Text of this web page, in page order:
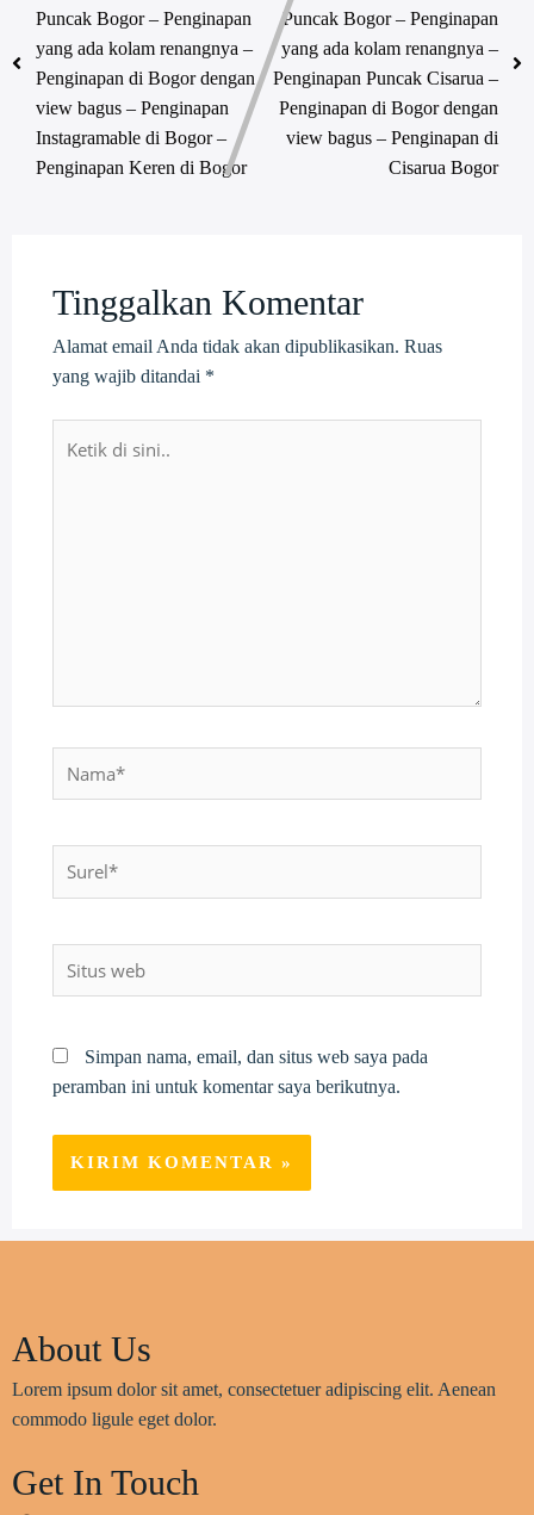
Puncak Bogor – Penginapan
yang ada kolam renangnya –
Penginapan di Bogor dengan
view bagus – Penginapan
Instagramable di Bogor –
Penginapan Keren di Bogor
Puncak Bogor – Penginapan
yang ada kolam renangnya –
Penginapan Puncak Cisarua –
Penginapan di Bogor dengan
view bagus – Penginapan di
Cisarua Bogor
Tinggalkan Komentar
Alamat email Anda tidak akan dipublikasikan. Ruas
yang wajib ditandai *
Simpan nama, email, dan situs web saya pada
peramban ini untuk komentar saya berikutnya.
About Us
Lorem ipsum dolor sit amet, consectetuer adipiscing elit. Aenean
commodo ligule eget dolor.
Get In Touch